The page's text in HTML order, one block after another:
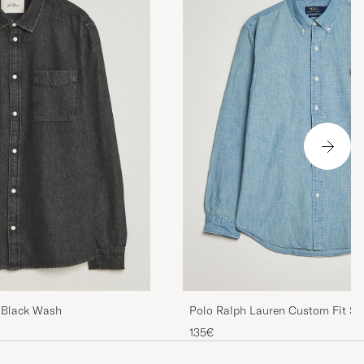
xl för stor
för att den
ett
det efter
Wash
Polo Ralph Lauren Custom Fit
Washed
135€